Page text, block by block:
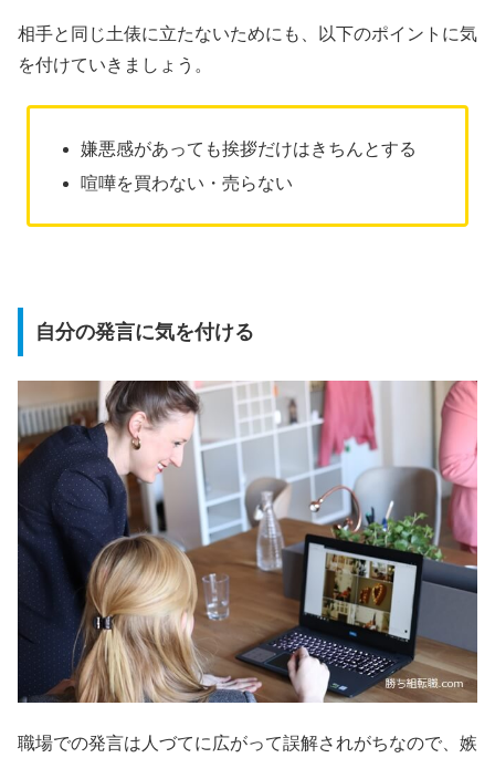
相手と同じ土俵に立たないためにも、以下のポイントに気
を付けていきましょう。
嫌悪感があっても挨拶だけはきちんとする
喧嘩を買わない・売らない
自分の発言に気を付ける
職場での発言は人づてに広がって誤解されがちなので、嫉